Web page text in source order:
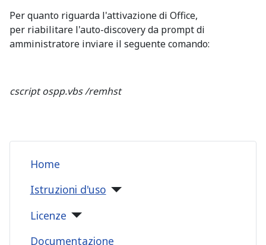
Home
Istruzioni d'uso
Licenze
Documentazione
Per quanto riguarda l'attivazione di Office,
per riabilitare l'auto-discovery da prompt di
amministratore inviare il seguente comando:
cscript ospp.vbs /remhst